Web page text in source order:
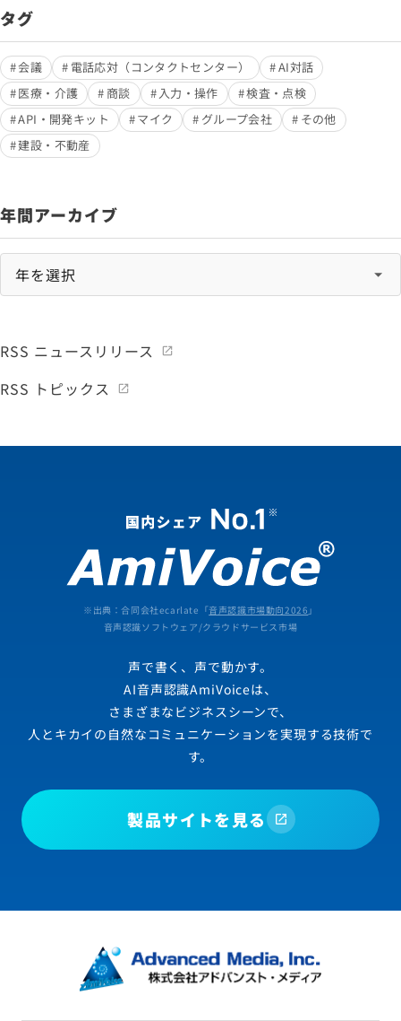
タグ
会議 電話応対（コンタクトセンター）
AI対話
医療・介護
商談 入力・操作
検査・点検
API・開発キット
マイク グループ会社
その他
建設・不動産
年間アーカイブ
RSS ニュースリリース
RSS トピックス
※出典：合同会社ecarlate「音声認識市場動向2026 」
音声認識ソフトウェア/クラウドサービス市場
声で書く、声で動かす。
AI音声認識AmiVoiceは、
さまざまなビジネスシーンで、
人とキカイの自然なコミュニケーションを実現する技術で
す。
製品サイトを見る